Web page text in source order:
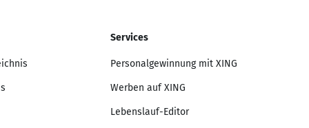
Services
Personalgewinnung mit XING
Werben auf XING
Lebenslauf-Editor